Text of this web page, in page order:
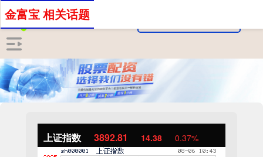
上证指数 3892.81 14.38 0.37%
金富宝 相关话题